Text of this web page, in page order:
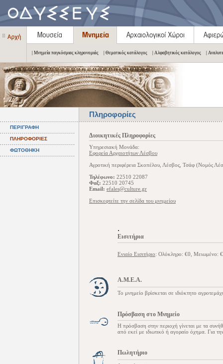
| Μνημεία παγκόσμιας κληρονομιάς | Θεματικός κατάλογος | Αλφαβητικός κατάλογος |
Πληροφορίες
ΠΕΡΙΓΡΑΦΗ
ΠΛΗΡΟΦΟΡΙΕΣ
ΦΩΤΟΘΗΚΗ
Διοικητικές Πληροφορίες
Υπηρεσιακή Μονάδα:
Εφορεία Αρχαιοτήτων Λέσβου
Αγροτική περιφέρεια Σκοπέλου, Λέσβος, Τσάφ (Νομός
Τηλέφωνο: 22510 22087
Φαξ: 22510 20745
Email: efales@culture.gr
Επισκεφτείτε την σελίδα του μνημείου
.
Εισιτήρια
Ενιαίο Εισιτήριο: Ολόκληρο: €0, Μειωμένο:
Α.Μ.Ε.Α.
Το μνημείο βρίσκεται σε ιδιόκτητο
Πρόσβαση στο Μνημείο
Η πρόσβαση στην περιοχή γίνεται με τα
από εκεί με ιδιωτικό ή αγοραίο όχημα. Για
Πωλητήριο